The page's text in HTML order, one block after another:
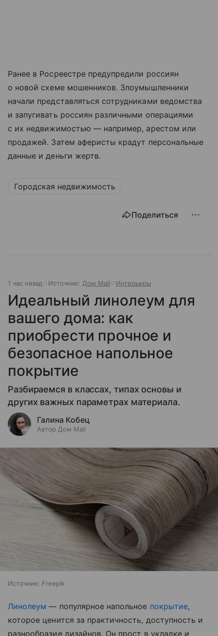
Ранее в Росреестре предупредили россиян
о новой схеме мошенников. Злоумышленники
начали представляться сотрудниками ведомства
и запугивать россиян различными операциями
с их недвижимостью — например, арестом или
продажей. Затем аферисты крадут персональные
данные и деньги жертв.
Городская недвижимость
Поделиться
1 час назад Источник: Дом Mail Интерьеры
Идеальный линолеум для
вашего дома: как
приобрести прочное и
безопасное напольное
покрытие
Разбираемся в классах, типах основы и
других важных параметрах материала.
Галина Кобец
Автор Дом Mail
Источник: Freepik
Линолеум — популярное напольное покрытие,
которое ценится за практичность, доступность и
разнообразие дизайнов. Он прост в укладке и